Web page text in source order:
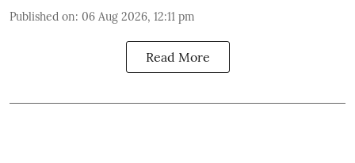
Published on: 06 Aug 2026, 12:11 pm
Read More